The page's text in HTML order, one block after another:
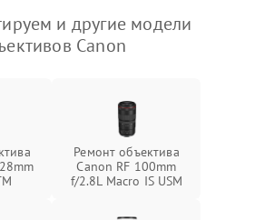
и другие модели
Canon
Ремонт объектива
Canon RF 100mm
f/2.8L Macro IS USM